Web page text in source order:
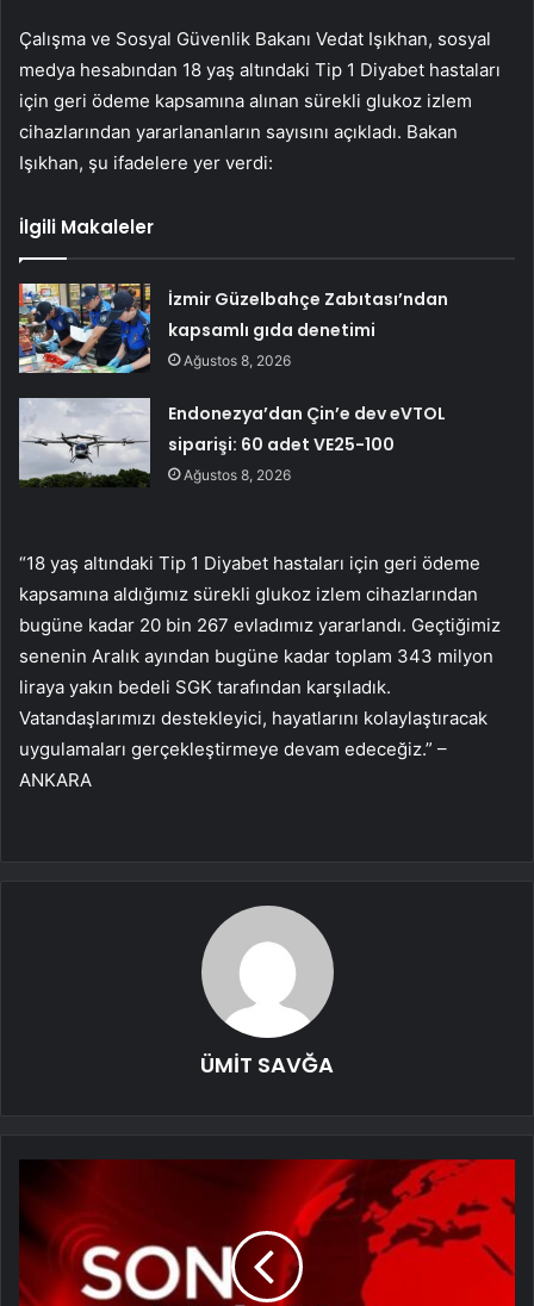
Çalışma ve Sosyal Güvenlik Bakanı Vedat Işıkhan, sosyal
medya hesabından 18 yaş altındaki Tip 1 Diyabet hastaları
için geri ödeme kapsamına alınan sürekli glukoz izlem
cihazlarından yararlananların sayısını açıkladı. Bakan
Işıkhan, şu ifadelere yer verdi:
İlgili Makaleler
İzmir Güzelbahçe Zabıtası’ndan
kapsamlı gıda denetimi
Ağustos 8, 2026
Endonezya’dan Çin’e dev eVTOL
siparişi: 60 adet VE25-100
Ağustos 8, 2026
“18 yaş altındaki Tip 1 Diyabet hastaları için geri ödeme
kapsamına aldığımız sürekli glukoz izlem cihazlarından
bugüne kadar 20 bin 267 evladımız yararlandı. Geçtiğimiz
senenin Aralık ayından bugüne kadar toplam 343 milyon
liraya yakın bedeli SGK tarafından karşıladık.
Vatandaşlarımızı destekleyici, hayatlarını kolaylaştıracak
uygulamaları gerçekleştirmeye devam edeceğiz.” –
ANKARA
ÜMİT SAVĞA